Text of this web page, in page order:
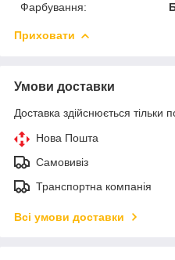
Фарбування:
Приховати
Умови доставки
Доставка здійснюється тільки
Нова Пошта
Самовивіз
Транспортна компанія
Всі умови доставки